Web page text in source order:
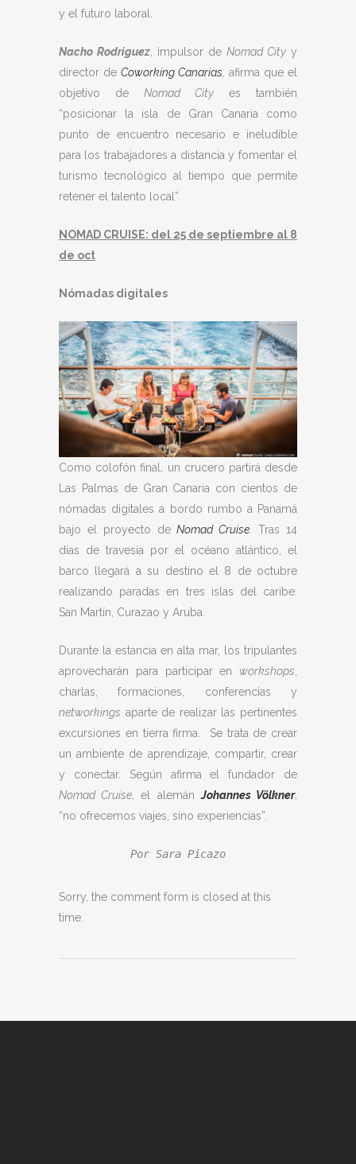
y el futuro laboral.
Nacho Rodríguez , impulsor de Nomad City y
director de Coworking Canarias afirma que el
objetivo de Nomad City es también
“posicionar la isla de Gran Canaria como
punto de encuentro necesario e ineludible
para los trabajadores a distancia y fomentar el
turismo tecnológico al tiempo que permite
retener el talento local”.
NOMAD CRUISE: del 25 de septiembre al 8
de oct
Nómadas digitales
Como colofón final, un crucero partirá desde
Las Palmas de Gran Canaria con cientos de
nómadas digitales a bordo rumbo a Panamá
bajo el proyecto deNomad Cruise
Tras 14
días de travesía por el océano atlántico, el
barco llegará a su destino el 8 de octubre
realizando paradas en tres islas del caribe:
San Martín, Curazao y Aruba.
Durante la estancia en alta mar, los tripulantes
aprovecharán para participar en workshops
charlas, formaciones, conferencias y
networkings aparte de realizar las pertinentes
excursiones en tierra firma. Se trata de crear
un ambiente de aprendizaje, compartir, crear
y conectar. Según afirma el fundador de
Nomad Cruise , el alemánJohannes Völkner,
“no ofrecemos viajes, sino experiencias”.
Por Sara Picazo
Sorry, the comment form is closed at this
time.